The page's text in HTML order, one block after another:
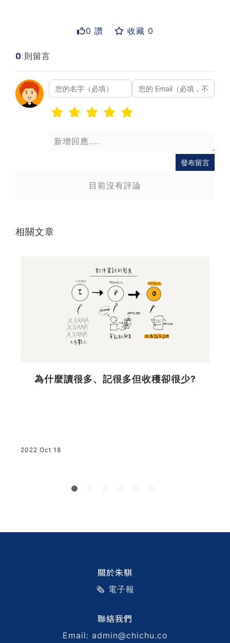
0 讚 收藏 0
0 則留言
發布留言
目前沒有評論
相關文章
為什麼讀很多、記很多但收穫卻很少?
2022 Oct 18
送出
關於朱騏
🗞️ 電子報
聯絡我們
Email: admin@chichu.co